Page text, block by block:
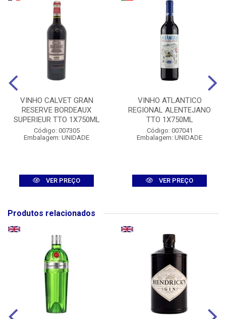
VINHO CALVET GRAN
RESERVE BORDEAUX
SUPERIEUR TTO 1X750ML
Código: 007305
Embalagem: UNIDADE
VER PREÇO
VINHO ATLANTICO
REGIONAL ALENTEJANO
TTO 1X750ML
Código: 007041
Embalagem: UNIDADE
VER PREÇO
Produtos relacionados